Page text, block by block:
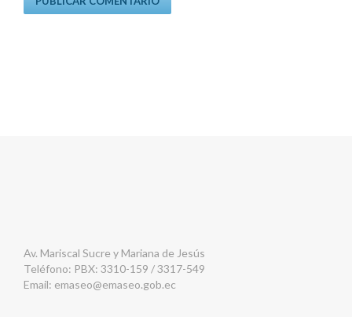
Av. Mariscal Sucre y Mariana de Jesús
Teléfono: PBX: 3310-159 / 3317-549
Email: emaseo@emaseo.gob.ec